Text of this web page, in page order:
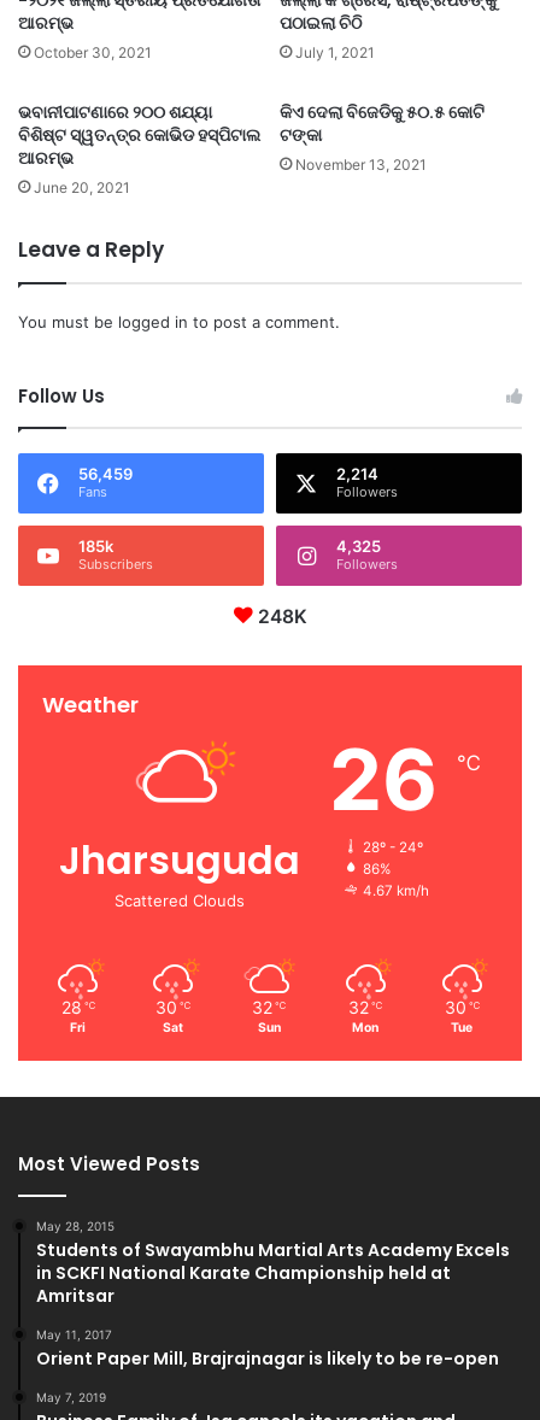
ଆରମ୍ଭ
October 30, 2021
ପଠାଇଲା ଚିଠି
July 1, 2021
ଭବାନୀପାଟଣାରେ ୨୦୦ ଶଯ୍ୟା
ବିଶିଷ୍ଟ ସ୍ୱତନ୍ତ୍ର କୋଭିଡ ହସ୍ପିଟାଲ
ଆରମ୍ଭ
June 20, 2021
କିଏ ଦେଲା ବିଜେଡିକୁ ୫୦.୫ କୋଟି
ଟଙ୍କା
November 13, 2021
Leave a Reply
You must be logged in to post a comment.
Follow Us
56,459
Fans
2,214
Followers
185k
Subscribers
4,325
Followers
248K
Weather
Jharsuguda
Scattered Clouds
26 ℃
28º - 24º
86%
4.67 km/h
28 ℃
Fri
30 ℃
Sat
32 ℃
Sun
32 ℃
Mon
30 ℃
Tue
Most Viewed Posts
May 28, 2015
Students of Swayambhu Martial Arts Academy Excels
in SCKFI National Karate Championship held at
Amritsar
May 11, 2017
Orient Paper Mill, Brajrajnagar is likely to be re-open
May 7, 2019